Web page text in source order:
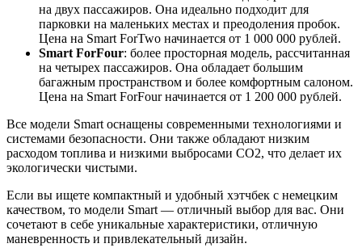
на двух пассажиров. Она идеально подходит для
парковки на маленьких местах и преодоления пробок.
Цена на Smart ForTwo начинается от 1 000 000 рублей.
Smart ForFour: более просторная модель, рассчитанная
на четырех пассажиров. Она обладает большим
багажным пространством и более комфортным салоном.
Цена на Smart ForFour начинается от 1 200 000 рублей.
Все модели Smart оснащены современными технологиями и
системами безопасности. Они также обладают низким
расходом топлива и низкими выбросами CO2, что делает их
экологически чистыми.
Если вы ищете компактный и удобный хэтчбек с немецким
качеством, то модели Smart — отличный выбор для вас. Они
сочетают в себе уникальные характеристики, отличную
маневренность и привлекательный дизайн.